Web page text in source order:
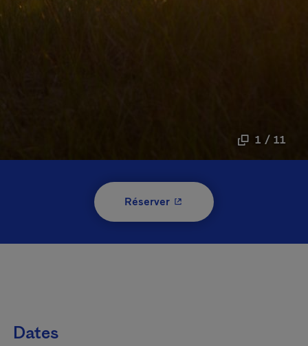
1 / 11
Réserver- Cet hyperlien s'ouvrira
Dates